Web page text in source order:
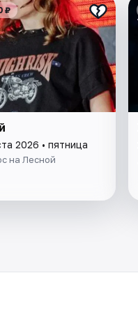
₽
2026 • пятница
на Лесной